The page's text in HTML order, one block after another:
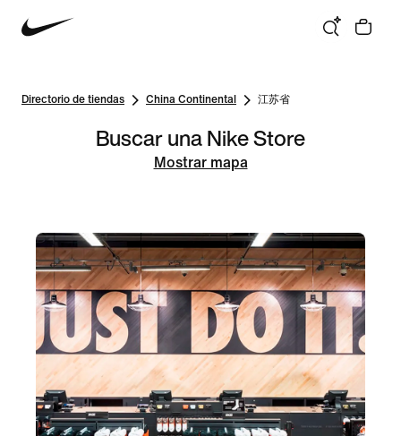
Directorio de tiendas China Continental 江苏省
Buscar una Nike Store
Mostrar mapa